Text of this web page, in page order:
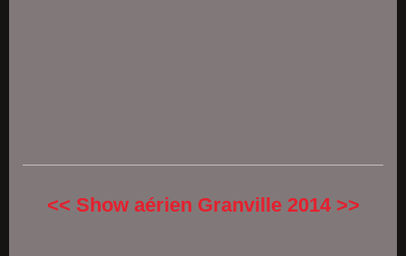
<< Show aérien Granville 2014 >>